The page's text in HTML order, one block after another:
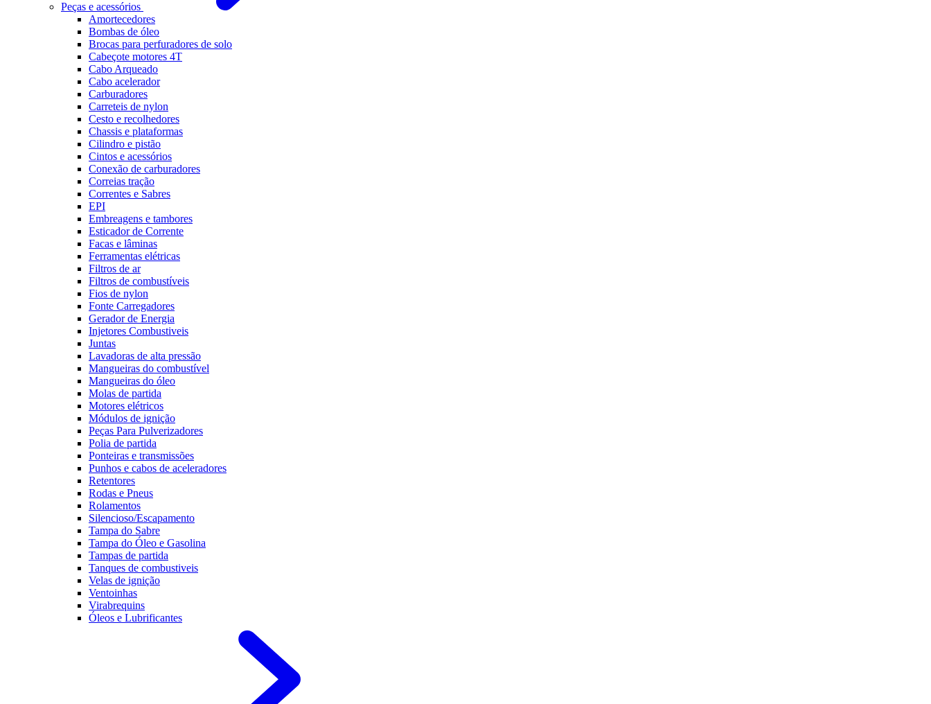
Peças e acessórios
Amortecedores
Bombas de óleo
Brocas para perfuradores de solo
Cabeçote motores 4T
Cabo Arqueado
Cabo acelerador
Carburadores
Carreteis de nylon
Cesto e recolhedores
Chassis e plataformas
Cilindro e pistão
Cintos e acessórios
Conexão de carburadores
Correias tração
Correntes e Sabres
EPI
Embreagens e tambores
Esticador de Corrente
Facas e lâminas
Ferramentas elétricas
Filtros de ar
Filtros de combustíveis
Fios de nylon
Fonte Carregadores
Gerador de Energia
Injetores Combustiveis
Juntas
Lavadoras de alta pressão
Mangueiras do combustível
Mangueiras do óleo
Molas de partida
Motores elétricos
Módulos de ignição
Peças Para Pulverizadores
Polia de partida
Ponteiras e transmissões
Punhos e cabos de aceleradores
Retentores
Rodas e Pneus
Rolamentos
Silencioso/Escapamento
Tampa do Sabre
Tampa do Óleo e Gasolina
Tampas de partida
Tanques de combustiveis
Velas de ignição
Ventoinhas
Virabrequins
Óleos e Lubrificantes